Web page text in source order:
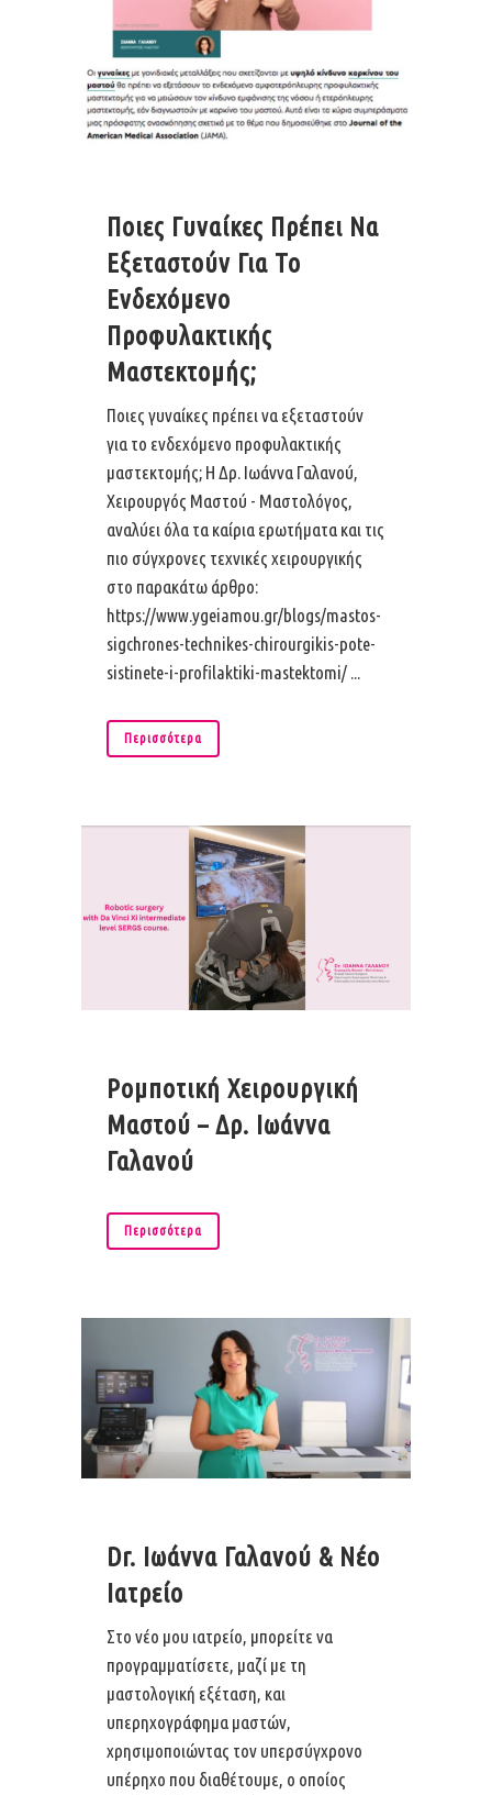
Ποιες Γυναίκες Πρέπει Να
Εξεταστούν Για Το
Ενδεχόμενο
Προφυλακτικής
Μαστεκτομής;
Ποιες γυναίκες πρέπει να εξεταστούν
για το ενδεχόμενο προφυλακτικής
μαστεκτομής; Η Δρ. Ιωάννα Γαλανού,
Χειρουργός Μαστού - Μαστολόγος,
αναλύει όλα τα καίρια ερωτήματα και τις
πιο σύγχρονες τεχνικές χειρουργικής
στο παρακάτω άρθρο:
https://www.ygeiamou.gr/blogs/mastos-
sigchrones-technikes-chirourgikis-pote-
sistinete-i-profilaktiki-mastektomi/ ...
Περισσότερα
Ρομποτική Χειρουργική
Μαστού – Δρ. Ιωάννα
Γαλανού
Περισσότερα
Dr. Ιωάννα Γαλανού & Νέο
Ιατρείο
Στο νέο μου ιατρείο, μπορείτε να
προγραμματίσετε, μαζί με τη
μαστολογική εξέταση, και
υπερηχογράφημα μαστών,
χρησιμοποιώντας τον υπερσύγχρονο
υπέρηχο που διαθέτουμε, ο οποίος